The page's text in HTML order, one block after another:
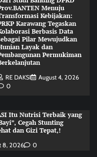
Menuju
Kebijakan:
Karawang Tegaskan
Berbasis Data
Pilar Mewujudkan
Layak dan
Permukiman
RE DAKSI
August 4, 2026
0
Itu Nutrisi Terbaik yang
Cegah Stunting
dan Gizi Tepat,!
8, 2026 0